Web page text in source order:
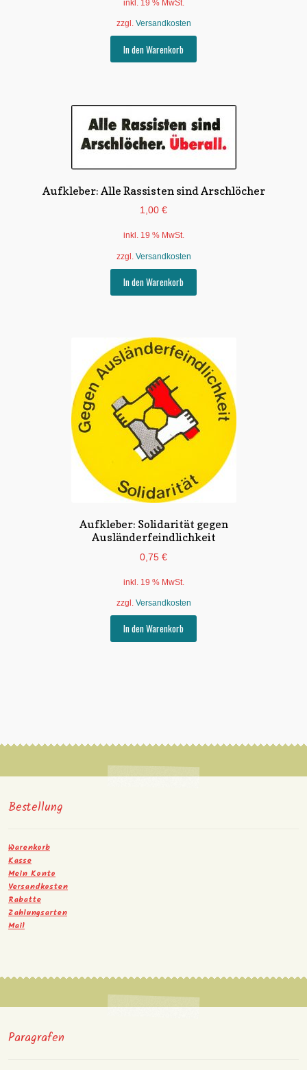
inkl. 19 % MwSt.
zzgl. Versandkosten
In den Warenkorb
Aufkleber: Alle Rassisten sind Arschlöcher
1,00 €
inkl. 19 % MwSt.
zzgl. Versandkosten
In den Warenkorb
Aufkleber: Solidarität gegen
Ausländerfeindlichkeit
0,75 €
inkl. 19 % MwSt.
zzgl. Versandkosten
In den Warenkorb
Bestellung
Warenkorb
Kasse
Mein Konto
Versandkosten
Rabatte
Zahlungsarten
Mail
Paragrafen